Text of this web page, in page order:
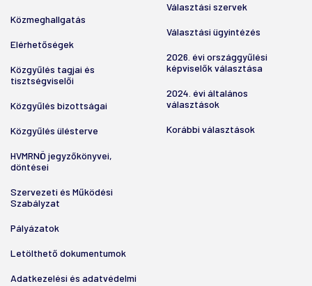
Közmeghallgatás
Elérhetőségek
Közgyűlés tagjai és
tisztségviselői
Közgyűlés bizottságai
Közgyűlés ülésterve
HVMRNÖ jegyzőkönyvei,
döntései
Szervezeti és Működési
Szabályzat
Pályázatok
Letölthető dokumentumok
Adatkezelési és adatvédelmi
Választási szervek
Választási ügyintézés
2026. évi országgyűlési
képviselők választása
2024. évi általános
választások
Korábbi választások